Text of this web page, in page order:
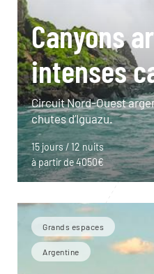
Canyons
intenses
Circuit Nord-Ouest
chutes d’Iguazu.
15 jours / 12 nuits
à partir de 4050€
Grands espaces
Argentine